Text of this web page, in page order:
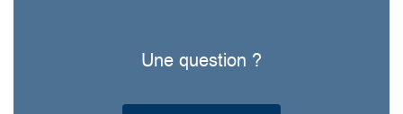
Une question ?